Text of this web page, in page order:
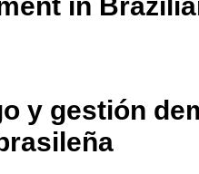
y gestión